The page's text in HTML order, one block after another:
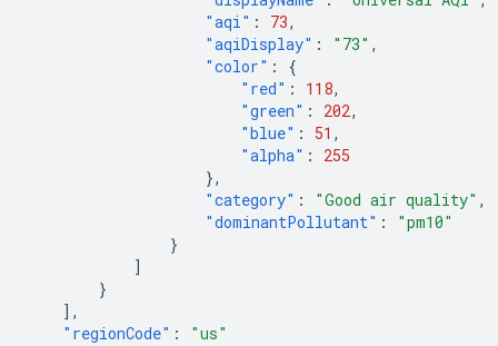
"aqi" : 73,
"aqiDisplay" : "73" ,
"color" :
{
"red" : 118,
"green" : 202,
"blue" : 51 ,
"alpha" :
255
},
"category" : "Good air quality" ,
"dominantPollutant" :
"pm10"
}
]
}
],
"regionCode" :
"us"